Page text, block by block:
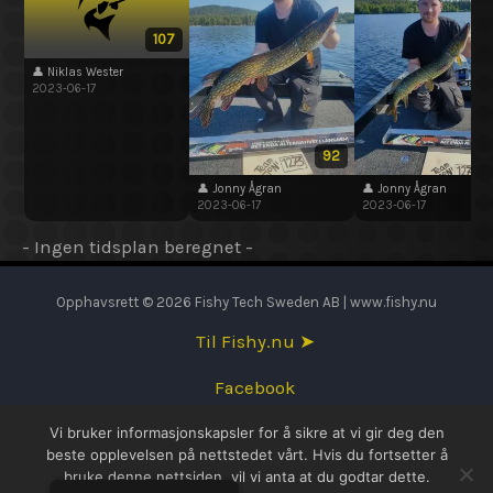
107
👤 Niklas Wester
2023-06-17
92
👤 Jonny Ågran
2023-06-17
👤 Jonny Ågran
2023-06-17
- Ingen tidsplan beregnet -
Opphavsrett © 2026 Fishy Tech Sweden AB | www.fishy.nu
Til Fishy.nu ➤
Facebook
English
Svenska
Vi bruker informasjonskapsler for å sikre at vi gir deg den
beste opplevelsen på nettstedet vårt. Hvis du fortsetter å
bruke denne nettsiden, vil vi anta at du godtar dette.